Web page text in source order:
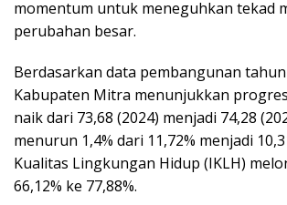
momentum untuk meneguhkan tekad
perubahan besar.
Berdasarkan data pembangunan tahun
Kabupaten Mitra menunjukkan
naik dari 73,68 (2024) menjadi 74,28
menurun 1,4% dari 11,72% menjadi
Kualitas Lingkungan Hidup (IKLH)
66,12% ke 77,88%.